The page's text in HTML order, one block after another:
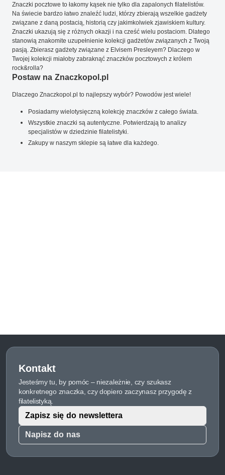
Znaczki pocztowe to łakomy kąsek nie tylko dla zapalonych filatelistów.
Na świecie bardzo łatwo znaleźć ludzi, którzy zbierają wszelkie gadżety
związane z daną postacią, historią czy jakimkolwiek zjawiskiem kultury.
Znaczki ukazują się z różnych okazji i na cześć wielu postaciom. Dlatego
stanowią znakomite uzupełnienie kolekcji gadżetów związanych z Twoją
pasją. Zbierasz gadżety związane z Elvisem Presleyem? Dlaczego w
Twojej kolekcji miałoby zabraknąć znaczków pocztowych z królem
rock&rolla?
Postaw na Znaczkopol.pl
Dlaczego Znaczkopol.pl to najlepszy wybór? Powodów jest wiele!
Posiadamy wielotysięczną kolekcję znaczków z całego świata.
Wszystkie znaczki są autentyczne. Potwierdzają to analizy
specjalistów w dziedzinie filatelistyki.
Zakupy w naszym sklepie są łatwe dla każdego.
Kontakt
Jesteśmy tu, by pomóc – niezależnie, czy szukasz
konkretnego znaczka, czy dopiero zaczynasz przygodę z
filatelistyką.
Napisz do nas
Zapisz się do newslettera